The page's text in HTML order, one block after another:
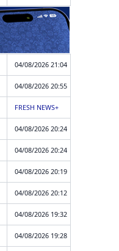
04/08/2026 21:04
04/08/2026 20:55
FRESH NEWS+
04/08/2026 20:24
04/08/2026 20:24
04/08/2026 20:19
04/08/2026 20:12
04/08/2026 19:32
04/08/2026 19:28